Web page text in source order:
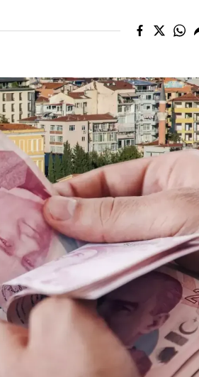
Ardahan
Yalova
Karabük
Kilis
Osmaniye
Düzce